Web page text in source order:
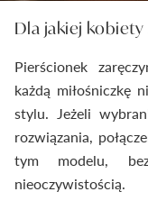
Dla jakiej kobiety
Pierścionek
każdą miłośniczkę
stylu. Jeżeli
rozwiązania,
tym modelu,
nieoczywistością.